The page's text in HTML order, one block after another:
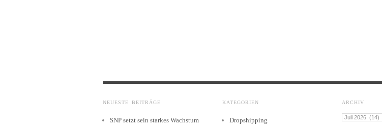
NEUESTE BEITRÄGE
SNP setzt sein starkes Wachstum
KATEGORIEN
Dropshipping
ARCHIV
Archiv